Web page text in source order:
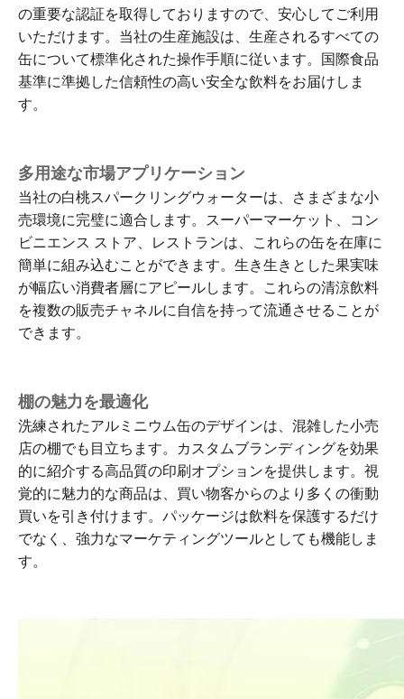
の重要な認証を取得しておりますので、安心してご利用
いただけます。当社の生産施設は、生産されるすべての
缶について標準化された操作手順に従います。国際食品
基準に準拠した信頼性の高い安全な飲料をお届けしま
す。
多用途な市場アプリケーション
当社の白桃スパークリングウォーターは、さまざまな小
売環境に完璧に適合します。スーパーマーケット、コン
ビニエンス ストア、レストランは、これらの缶を在庫に
簡単に組み込むことができます。生き生きとした果実味
が幅広い消費者層にアピールします。これらの清涼飲料
を複数の販売チャネルに自信を持って流通させることが
できます。
棚の魅力を最適化
洗練されたアルミニウム缶のデザインは、混雑した小売
店の棚でも目立ちます。カスタムブランディングを効果
的に紹介する高品質の印刷オプションを提供します。視
覚的に魅力的な商品は、買い物客からのより多くの衝動
買いを引き付けます。パッケージは飲料を保護するだけ
でなく、強力なマーケティングツールとしても機能しま
す。